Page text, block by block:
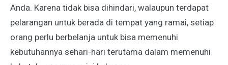
Anda. Karena tidak bisa dihindari, walaupun terdapat
pelarangan untuk berada di tempat yang ramai, setiap
orang perlu berbelanja untuk bisa memenuhi
kebutuhannya sehari-hari terutama dalam memenuhi